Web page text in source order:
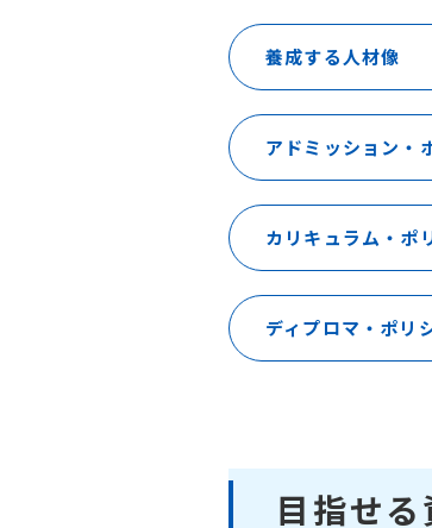
養成する人材像
アドミッション・
カリキュラム・ポ
ディプロマ・ポリ
目指せ